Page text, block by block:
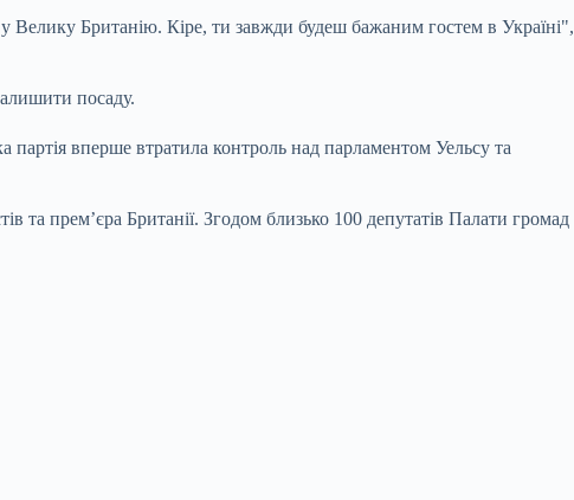
Британію. Кіре, ти завжди будеш бажаним гостем в Україні",
посаду.
партія вперше втратила контроль над парламентом Уельсу та
та прем’єра Британії. Згодом близько 100 депутатів Палати громад